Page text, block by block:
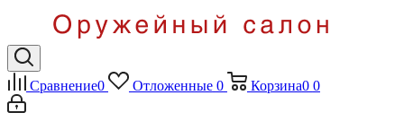
Сравнение0 Отложенные 0 Корзина0 0